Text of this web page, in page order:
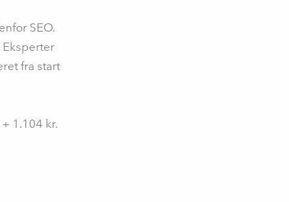
SEO.
fra start
1.104 kr.